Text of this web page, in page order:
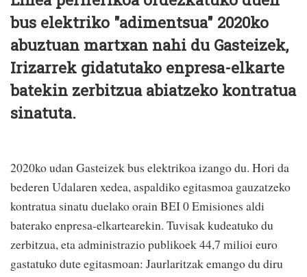
bus elektriko "adimentsua" 2020ko
abuztuan martxan nahi du Gasteizek,
Irizarrek gidatutako enpresa-elkarte
batekin zerbitzua abiatzeko kontratua
sinatuta.
2020ko udan Gasteizek bus elektrikoa izango du. Hori da
bederen Udalaren xedea, aspaldiko egitasmoa gauzatzeko
kontratua sinatu duelako orain BEI 0 Emisiones aldi
baterako enpresa-elkartearekin. Tuvisak kudeatuko du
zerbitzua, eta administrazio publikoek 44,7 milioi euro
gastatuko dute egitasmoan: Jaurlaritzak emango du diru